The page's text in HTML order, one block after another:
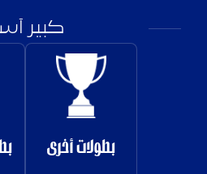
كبير
بطولات أخرى